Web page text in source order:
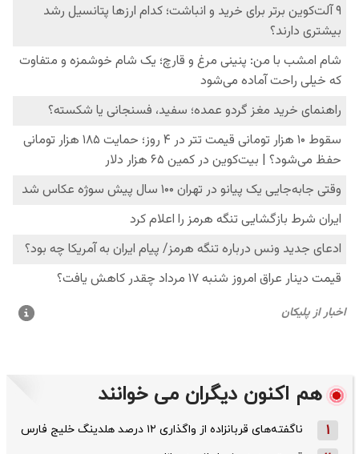
هم اکنون دیگران می خوانند
1 ناگفته‌های قربانزاده از واگذاری ۱۲ درصد هلدینگ خلیج فارس